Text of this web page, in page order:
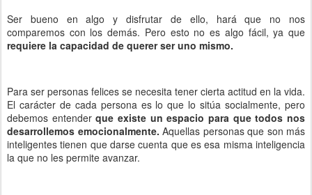
Ser bueno en algo y disfrutar de ello, hará que no nos
comparemos con los demás. Pero esto no es algo fácil, ya que
requiere la capacidad de querer ser uno mismo.
Para ser personas felices se necesita tener cierta actitud en la vida.
El carácter de cada persona es lo que lo sitúa socialmente, pero
debemos entenderque existe un espacio para que todos nos
desarrollemos emocionalmente. Aquellas personas que son más
inteligentes tienen que darse cuenta que es esa misma inteligencia
la que no les permite avanzar.